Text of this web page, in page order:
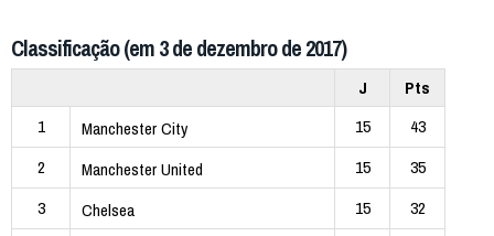
Classificação (em 3 de dezembro de 2017)
J
Pts
1
Manchester City 15
43
2
Manchester United 15
35
3
Chelsea 15
32